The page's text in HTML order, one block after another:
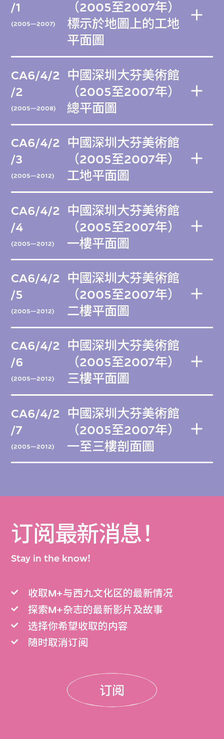
/1
(2005—2007)
（2005至2007年）
標示於地圖上的工地
平面圖
CA6/4/2
/2
(2005—2008)
中國深圳大芬美術館
（2005至2007年）
總平面圖
CA6/4/2
/3
(2005—2012)
中國深圳大芬美術館
（2005至2007年）
工地平面圖
CA6/4/2
/4
(2005—2012)
中國深圳大芬美術館
（2005至2007年）
一樓平面圖
CA6/4/2
/5
(2005—2012)
中國深圳大芬美術館
（2005至2007年）
二樓平面圖
CA6/4/2
/6
(2005—2012)
中國深圳大芬美術館
（2005至2007年）
三樓平面圖
CA6/4/2
/7
(2005—2012)
中國深圳大芬美術館
（2005至2007年）
一至三樓剖面圖
订阅最新消息！
Stay in the know!
收取M+与西九文化区的最新情况
探索M+杂志的最新影片及故事
选择你希望收取的内容
随时取消订阅
订阅